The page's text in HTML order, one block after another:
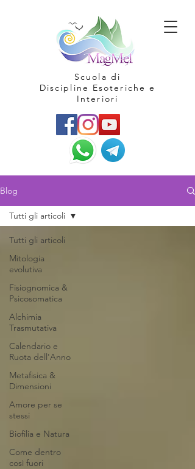
Scuola di
Discipline Esoteriche e
Interiori
Blog
Tutti gli articoli
Mitologia
evolutiva
Fisiognomica &
Psicosomatica
Alchimia
Trasmutativa
Calendario e
Ruota dell'Anno
Metafisica &
Dimensioni
Amore per se
stessi
Biofilia e Natura
Come dentro
così fuori
Tutti gli articoli